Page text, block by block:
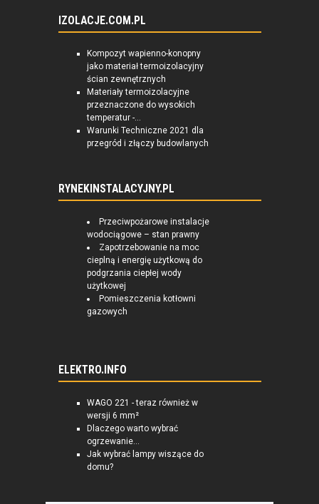
IZOLACJE.COM.PL
Kompozyt wapienno-konopny
jako materiał termoizolacyjny
ścian zewnętrznych
Materiały termoizolacyjne
przeznaczone do wysokich
temperatur -...
Warunki Techniczne 2021 dla
przegród i złączy budowlanych
RYNEKINSTALACYJNY.PL
Przeciwpożarowe instalacje
wodociągowe – stan prawny
Zapotrzebowanie na moc
cieplną i energię użytkową do
podgrzania ciepłej wody
użytkowej
Pomieszczenia kotłowni
gazowych
ELEKTRO.INFO
WAGO 221 - teraz również w
wersji 6 mm²
Dlaczego warto wybrać
ogrzewanie...
Jak wybrać lampy wiszące do
domu?